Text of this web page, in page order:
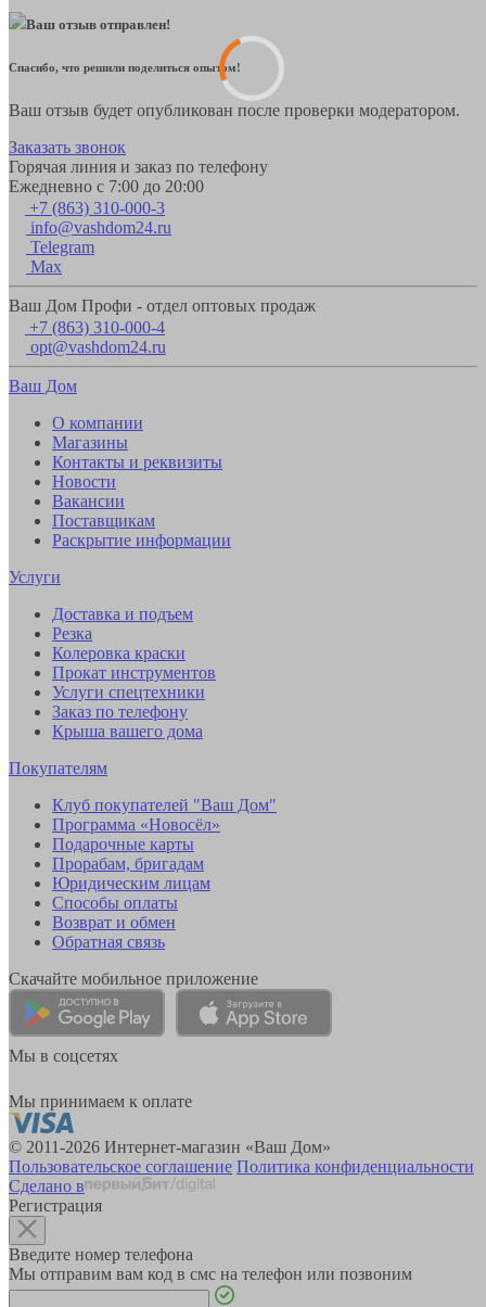
Ваш отзыв отправлен!
Спасибо, что решили поделиться опытом!
Ваш отзыв будет опубликован после проверки модератором.
Заказать звонок
Горячая линия и заказ по телефону
Ежедневно с 7:00 до 20:00
+7 (863) 310-000-3
info@vashdom24.ru
Telegram
Max
Ваш Дом Профи - отдел оптовых продаж
+7 (863) 310-000-4
opt@vashdom24.ru
Ваш Дом
О компании
Магазины
Контакты и реквизиты
Новости
Вакансии
Поставщикам
Раскрытие информации
Услуги
Доставка и подъем
Резка
Колеровка краски
Прокат инструментов
Услуги спецтехники
Заказ по телефону
Крыша вашего дома
Покупателям
Клуб покупателей "Ваш Дом"
Программа «Новосёл»
Подарочные карты
Прорабам, бригадам
Юридическим лицам
Способы оплаты
Возврат и обмен
Обратная связь
Скачайте мобильное приложение
Мы в соцсетях
Мы принимаем к оплате
© 2011-2026 Интернет-магазин «Ваш Дом»
Пользовательское соглашение Политика конфиденциальности
Сделано в
Регистрация
Введите номер телефона
Мы отправим вам код в смс на телефон или позвоним